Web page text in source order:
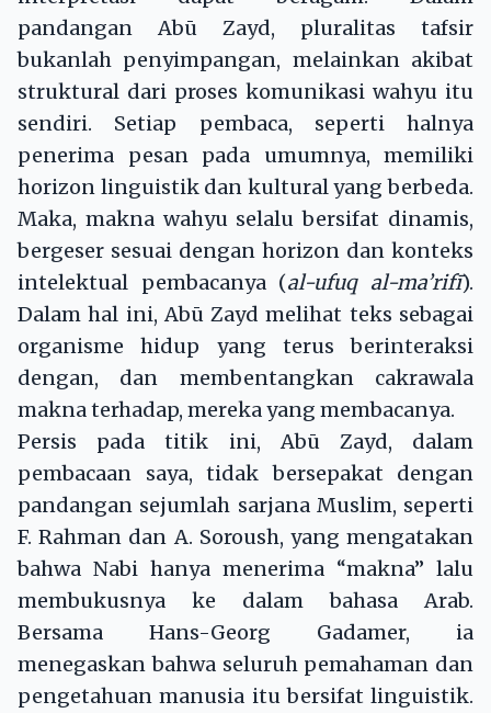
pandangan Abū Zayd, pluralitas tafsir
bukanlah penyimpangan, melainkan akibat
struktural dari proses komunikasi wahyu itu
sendiri. Setiap pembaca, seperti halnya
penerima pesan pada umumnya, memiliki
horizon linguistik dan kultural yang berbeda.
Maka, makna wahyu selalu bersifat dinamis,
bergeser sesuai dengan horizon dan konteks
intelektual pembacanya (al-ufuq al-ma’rifī).
Dalam hal ini, Abū Zayd melihat teks sebagai
organisme hidup yang terus berinteraksi
dengan, dan membentangkan cakrawala
makna terhadap, mereka yang membacanya.
Persis pada titik ini, Abū Zayd, dalam
pembacaan saya, tidak bersepakat dengan
pandangan sejumlah sarjana Muslim, seperti
F. Rahman dan A. Soroush, yang mengatakan
bahwa Nabi hanya menerima “makna” lalu
membukusnya ke dalam bahasa Arab.
Bersama Hans-Georg Gadamer, ia
menegaskan bahwa seluruh pemahaman dan
pengetahuan manusia itu bersifat linguistik.